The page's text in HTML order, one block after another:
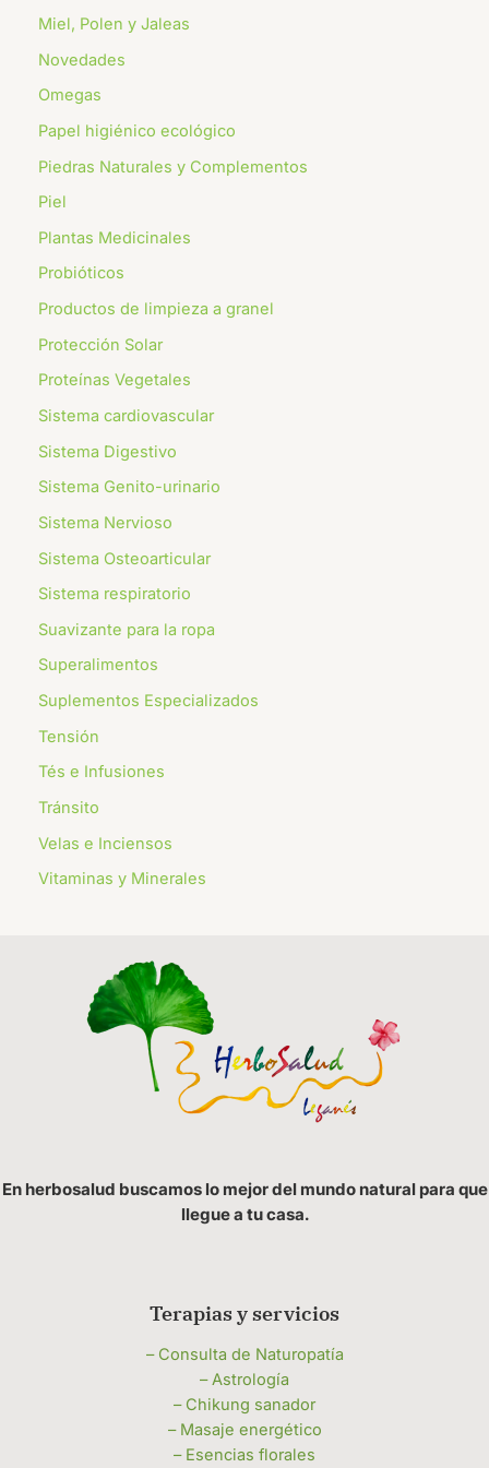
Miel, Polen y Jaleas
Novedades
Omegas
⁠Papel higiénico ecológico
Piedras Naturales y Complementos
Piel
Plantas Medicinales
Probióticos
Productos de limpieza a granel
Protección Solar
Proteínas Vegetales
Sistema cardiovascular
Sistema Digestivo
Sistema Genito-urinario
Sistema Nervioso
Sistema Osteoarticular
Sistema respiratorio
⁠Suavizante para la ropa
Superalimentos
Suplementos Especializados
Tensión
Tés e Infusiones
Tránsito
Velas e Inciensos
Vitaminas y Minerales
En herbosalud buscamos lo mejor del mundo natural para que
llegue a tu casa.
Terapias y servicios
– Consulta de Naturopatía
– Astrología
– Chikung sanador
– Masaje energético
– Esencias florales